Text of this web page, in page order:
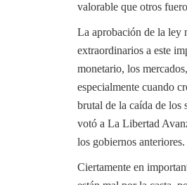
valorable que otros
La aprobación de la ley
extraordinarios a este
monetario, los
especialmente cuando
brutal de la caída de los
votó a La Libertad
los gobiernos anteriores.
Ciertamente en